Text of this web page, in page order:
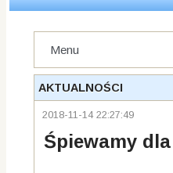
Menu
AKTUALNOŚCI
2018-11-14 22:27:49
Śpiewamy